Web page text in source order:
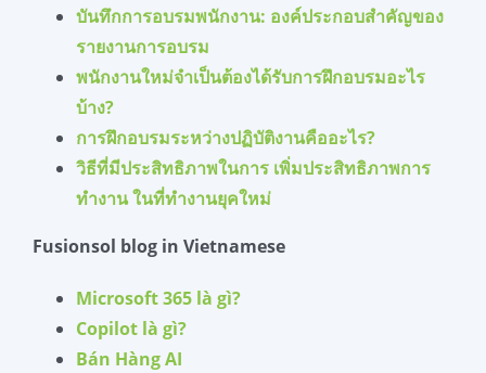
บันทึกการอบรมพนักงาน: องค์ประกอบสำคัญของ
รายงานการอบรม
พนักงานใหม่จำเป็นต้องได้รับการฝึกอบรมอะไร
บ้าง?
การฝึกอบรมระหว่างปฏิบัติงานคืออะไร?
วิธีที่มีประสิทธิภาพในการ เพิ่มประสิทธิภาพการ
ทำงาน ในที่ทำงานยุคใหม่
Fusionsol blog in Vietnamese
Microsoft 365 là gì?
Copilot là gì?
Bán HàngAI